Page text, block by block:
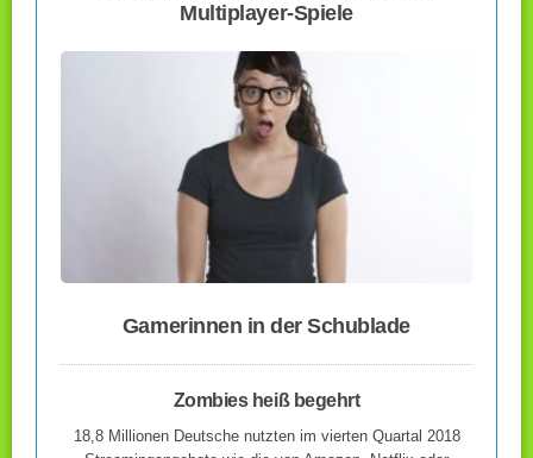
Multiplayer-Spiele
Gamerinnen in der Schublade
Zombies heiß begehrt
18,8 Millionen Deutsche nutzten im vierten Quartal 2018